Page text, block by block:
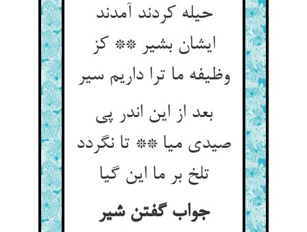
حیله کردند آمدند
ایشان بشیر ** کز
وظیفه ما ترا داریم سیر
بعد از این اندر پی
صیدی میا ** تا نگردد
تلخ بر ما این گیا
جواب گفتن شیر